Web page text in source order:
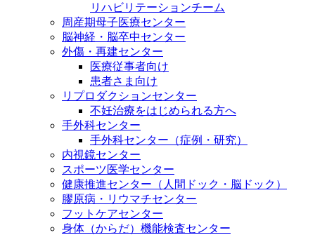
リハビリテーションチーム
周産期母子医療センター
脳神経・脳卒中センター
外傷・再建センター
医療従事者向け
患者さま向け
リプロダクションセンター
不妊治療をはじめられる方へ
手外科センター
手外科センター（症例・研究）
内視鏡センター
スポーツ医学センター
健康推進センター（人間ドック・脳ドック）
膠原病・リウマチセンター
フットケアセンター
身体（からだ）機能検査センター